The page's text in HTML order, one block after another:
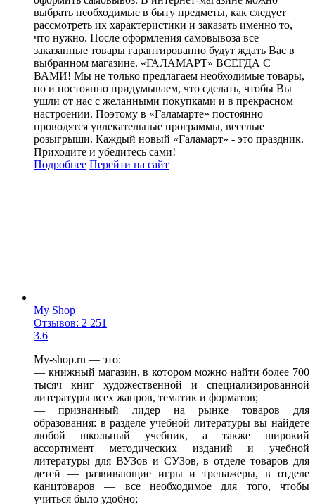
выбрать необходимые в быту предметы, как следует
рассмотреть их характеристики и заказать именно то,
что нужно. После оформления самовывоза все
заказанные товары гарантированно будут ждать Вас в
выбранном магазине. «ГАЛАМАРТ» ВСЕГДА С
ВАМИ! Мы не только предлагаем необходимые товары,
но и постоянно придумываем, что сделать, чтобы Вы
ушли от нас с желанными покупками и в прекрасном
настроении. Поэтому в «Галамарте» постоянно
проводятся увлекательные программы, веселые
розыгрыши. Каждый новый «Галамарт» - это праздник.
Приходите и убедитесь сами!
Подробнее Перейти на сайт
My Shop
Отзывов: 2 251
3.6
My-shop.ru — это:
— книжный магазин, в котором можно найти более 700
тысяч книг художественной и специализированной
литературы всех жанров, тематик и форматов;
— признанный лидер на рынке товаров для
образования: в разделе учебной литературы вы найдете
любой школьный учебник, а также широкий
ассортимент методических изданий и учебной
литературы для ВУЗов и СУЗов, в отделе товаров для
детей — развивающие игры и тренажеры, в отделе
канцтоваров — все необходимое для того, чтобы
учиться было удобно;